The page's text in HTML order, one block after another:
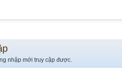
nhập mới truy cập được.